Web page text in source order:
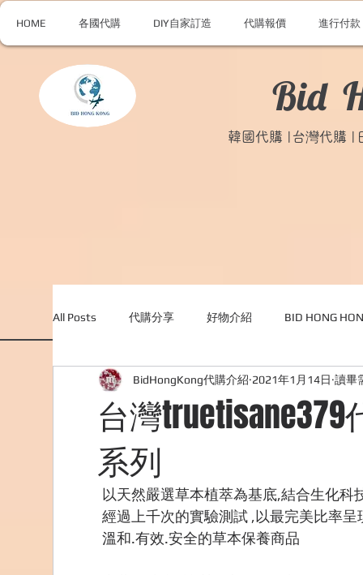
HOME 各國代購 DIY自家訂造 代購報價 進行付款
Bid
韓國代購 |台灣代購 |
All Posts 代購分享 好物介紹 BID HONG
外國購物網站介紹 ABOUT ME ABOUT
美食團購
台灣
系列
BidHongKong代購介紹 2021年1月14日 讀畢
以天然嚴選草本植萃為基底,結合生化科
經過上千次的實驗測試 ,以最完美比率呈
溫和.有效.安全的草本保養商品